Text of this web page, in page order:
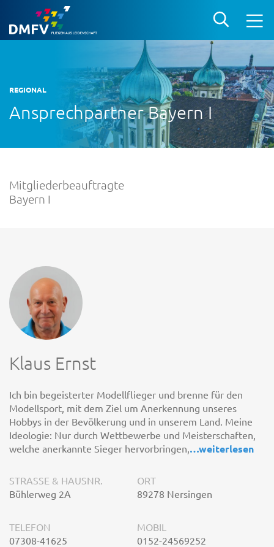
REGIONAL
Ansprechpartner Bayern I
Mitgliederbeauftragte
Bayern I
Klaus Ernst
Ich bin begeisterter Modellflieger und brenne für den
Modellsport, mit dem Ziel um Anerkennung unseres
Hobbys in der Bevölkerung und in unserem Land. Meine
Ideologie: Nur durch Wettbewerbe und Meisterschaften,
welche anerkannte Sieger hervorbringen, …weiterlesen
STRASSE & HAUSNR.
Bühlerweg 2A
ORT
89278 Nersingen
TELEFON
07308-41625
MOBIL
0152-24569252